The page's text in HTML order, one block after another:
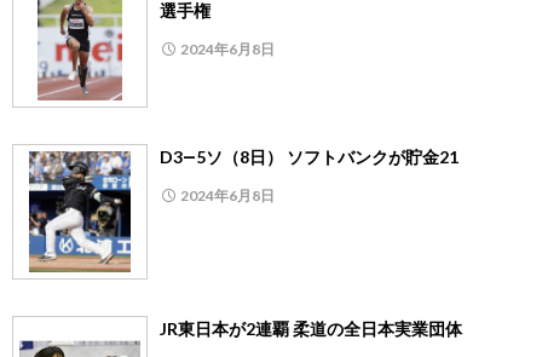
選手権
2024年6月8日
D3―5ソ（8日） ソフトバンクが貯金21
2024年6月8日
JR東日本が2連覇 柔道の全日本実業団体